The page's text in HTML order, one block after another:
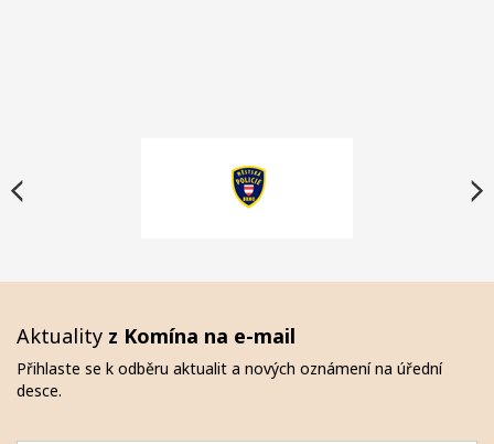
Aktuality z Komína na e-mail
Přihlaste se k odběru aktualit a nových oznámení na úřední
desce.